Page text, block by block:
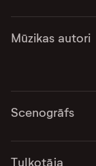
Mūzikas autori
Scenogrāfs
Tulkotāja